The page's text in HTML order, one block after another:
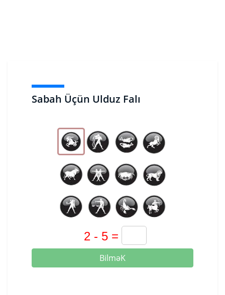
Sabah Üçün Ulduz Falı
BilməK